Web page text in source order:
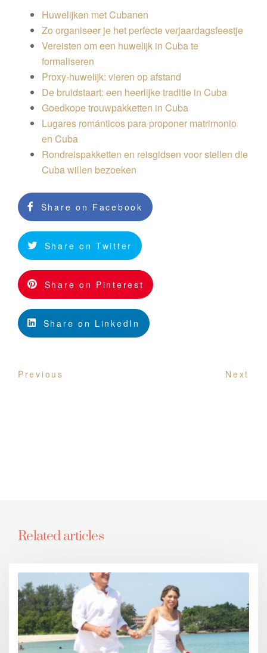
Huwelijken met Cubanen
Zo organiseer je het perfecte verjaardagsfeestje
Vereisten om een ​​huwelijk in Cuba te
formaliseren
Proxy-huwelijk: vieren op afstand
De bruidstaart: een heerlijke traditie in Cuba
Goedkope trouwpakketten in Cuba
Lugares románticos para proponer matrimonio
en Cuba
Rondreispakketten en reisgidsen voor stellen die
Cuba willen bezoeken
Share on Facebook
Share on Twitter
Share on Pinterest
Share on LinkedIn
Previous Next
Related articles